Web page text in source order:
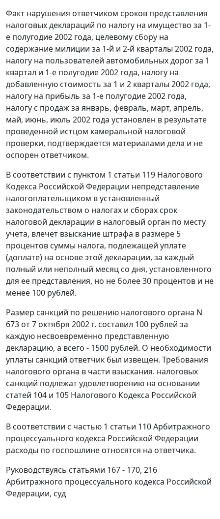
Факт нарушения ответчиком сроков представления
налоговых деклараций по налогу на имущество за 1-
е полугодие 2002 года, целевому сбору на
содержание милиции за 1-й и 2-й кварталы 2002 года,
налогу на пользователей автомобильных дорог за 1
квартал и 1-е полугодие 2002 года, налогу на
добавленную стоимость за 1 и 2 кварталы 2002 года,
налогу на прибыль за 1-е полугодие 2002 года,
налогу с продаж за январь, февраль, март, апрель,
май, июнь, июль 2002 года установлен в результате
проведенной истцом камеральной налоговой
проверки, подтверждается материалами дела и не
оспорен ответчиком.
В соответствии с пунктом 1 статьи 119 Налогового
Кодекса Российской Федерации непредставление
налогоплательщиком в установленный
законодательством о налогах и сборах срок
налоговой декларации в налоговый орган по месту
учета, влечет взыскание штрафа в размере 5
процентов суммы налога, подлежащей уплате
(доплате) на основе этой декларации, за каждый
полный или неполный месяц со дня, установленного
для ее представления, но не более 30 процентов и не
менее 100 рублей.
Размер санкций по решению налогового органа N
673 от 7 октября 2002 г. составил 100 рублей за
каждую несвоевременно представленную
декларацию, а всего - 1500 рублей. О необходимости
уплаты санкций ответчик был извещен. Требования
налогового органа в части взыскания. налоговых
санкций подлежат удовлетворению на основании
статей 104 и 105 Налогового Кодекса Российской
Федерации.
В соответствии с частью 1 статьи 110Арбитражного
процессуального кодекса Российской Федерации
расходы по госпошлине относятся на ответчика.
Руководствуясь статьями 167 - 170, 216
Арбитражного процессуального кодекса Российской
Федерации, суд